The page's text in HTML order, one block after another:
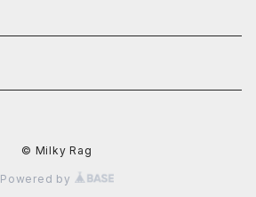
© Milky Rag
Powered by